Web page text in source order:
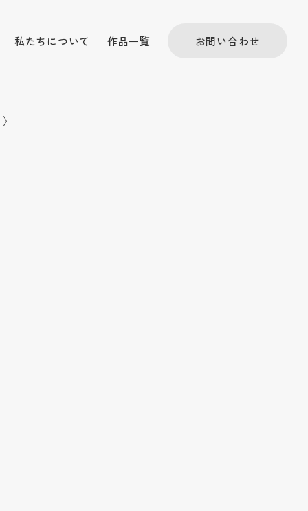
私たちについて 作品一覧 お問い合わせ
〉